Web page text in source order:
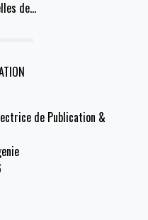
de…
de Publication &